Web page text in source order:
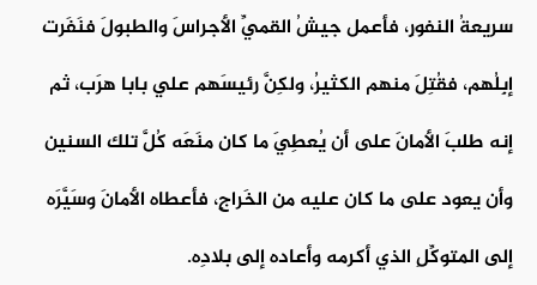
سريعةُ النفورِ، فأعمل جيشُ القميِّ الأجراسَ والطبولَ فنَفَرت
إبِلُهم، فقُتِلَ منهم الكثيرُ، ولكِنَّ رئيسَهم علي بابا هرَب، ثم
إنه طلبَ الأمانَ على أن يُعطِيَ ما كان منَعَه كُلَّ تلك السنين
وأن يعود على ما كان عليه من الخَراجِ، فأعطاه الأمانَ وسَيَّرَه
إلى المتوكِّلِ الذي أكرمه وأعاده إلى بلادِه.